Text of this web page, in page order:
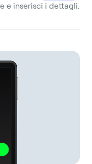
e inserisci i dettagli.